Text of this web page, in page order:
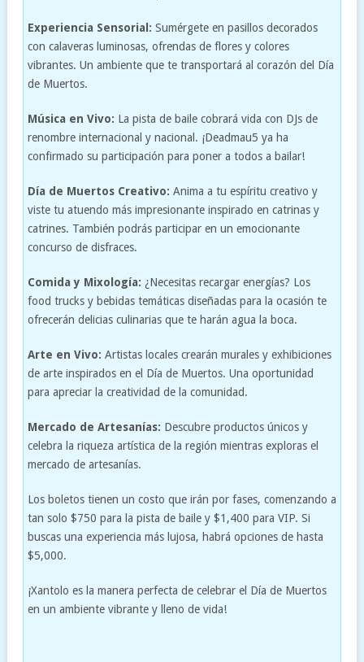
Experiencia Sensorial: Sumérgete en pasillos decorados
con calaveras luminosas, ofrendas de flores y colores
vibrantes. Un ambiente que te transportará al corazón del Día
de Muertos.
Música en Vivo: La pista de baile cobrará vida con DJs de
renombre internacional y nacional. ¡Deadmau5 ya ha
confirmado su participación para poner a todos a bailar!
Día de Muertos Creativo: Anima a tu espíritu creativo y
viste tu atuendo más impresionante inspirado en catrinas y
catrines. También podrás participar en un emocionante
concurso de disfraces.
Comida y Mixología: ¿Necesitas recargar energías? Los
food trucks y bebidas temáticas diseñadas para la ocasión te
ofrecerán delicias culinarias que te harán agua la boca.
Arte en Vivo: Artistas locales crearán murales y exhibiciones
de arte inspirados en el Día de Muertos. Una oportunidad
para apreciar la creatividad de la comunidad.
Mercado de Artesanías: Descubre productos únicos y
celebra la riqueza artística de la región mientras exploras el
mercado de artesanías.
Los boletos tienen un costo que irán por fases, comenzando a
tan solo $750 para la pista de baile y $1,400 para VIP. Si
buscas una experiencia más lujosa, habrá opciones de hasta
$5,000.
¡Xantolo es la manera perfecta de celebrar el Día de Muertos
en un ambiente vibrante y lleno de vida!